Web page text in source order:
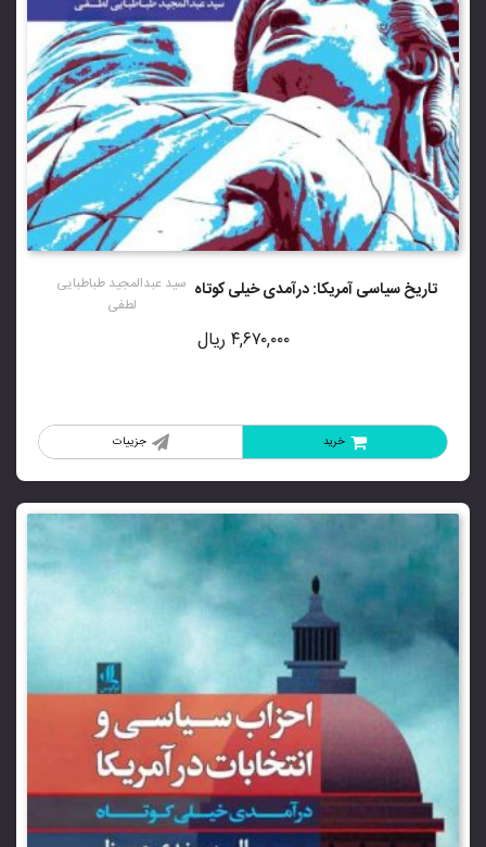
تاریخ سیاسی آمریکا: درآمدی خیلی کوتاه سید عبدالمجید طباطبایی
لطفی
۴,۶۷۰,۰۰۰ ریال
جزییات خرید